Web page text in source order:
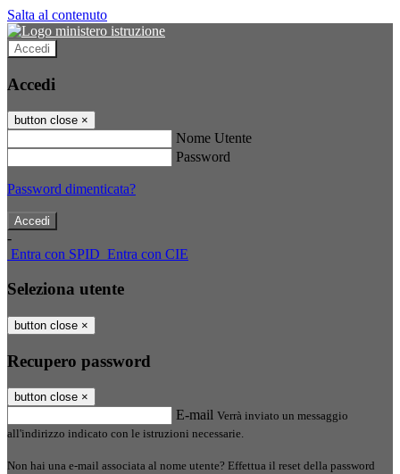
Salta al contenuto
Accedi
Accedi
button close ×
Nome Utente
Password
Password dimenticata?
-
Entra con SPID Entra con CIE
Seleziona utente
button close ×
Recupero password
button close ×
E-mail Verrà inviato un messaggio
all'indirizzo indicato con le istruzioni necessarie.
Non hai una e-mail associata al nome utente? Effettua il reset della password